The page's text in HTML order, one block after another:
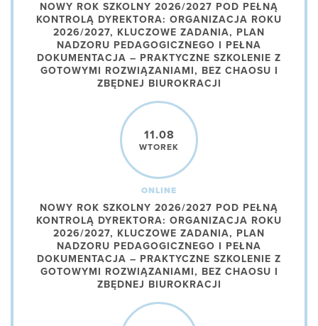
NOWY ROK SZKOLNY 2026/2027 POD PEŁNĄ
KONTROLĄ DYREKTORA: ORGANIZACJA ROKU
2026/2027, KLUCZOWE ZADANIA, PLAN
NADZORU PEDAGOGICZNEGO I PEŁNA
DOKUMENTACJA – PRAKTYCZNE SZKOLENIE Z
GOTOWYMI ROZWIĄZANIAMI, BEZ CHAOSU I
ZBĘDNEJ BIUROKRACJI
11.08
WTOREK
ONLINE
NOWY ROK SZKOLNY 2026/2027 POD PEŁNĄ
KONTROLĄ DYREKTORA: ORGANIZACJA ROKU
2026/2027, KLUCZOWE ZADANIA, PLAN
NADZORU PEDAGOGICZNEGO I PEŁNA
DOKUMENTACJA – PRAKTYCZNE SZKOLENIE Z
GOTOWYMI ROZWIĄZANIAMI, BEZ CHAOSU I
ZBĘDNEJ BIUROKRACJI